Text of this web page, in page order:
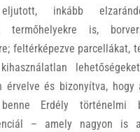
eljutott, inkább
termőhelyekre is,
feltérképezve parcellákat,
érvelve és bizonyítva, hogy
Erdély történelmi
– amely nagyon is